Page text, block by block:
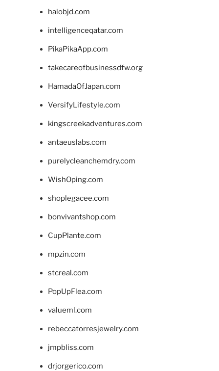
halobjd.com
intelligenceqatar.com
PikaPikaApp.com
takecareofbusinessdfw.org
HamadaOfJapan.com
VersifyLifestyle.com
kingscreekadventures.com
antaeuslabs.com
purelycleanchemdry.com
WishOping.com
shoplegacee.com
bonvivantshop.com
CupPlante.com
mpzin.com
stcreal.com
PopUpFlea.com
valueml.com
rebeccatorresjewelry.com
jmpbliss.com
drjorgerico.com